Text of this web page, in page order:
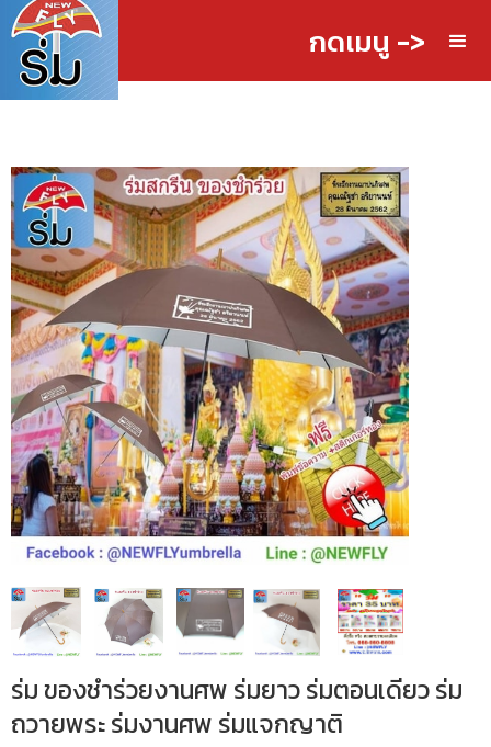
กดเมนู ->
ร่ม ของชำร่วยงานศพ ร่มยาว ร่มตอนเดียว ร่ม
ถวายพระ ร่มงานศพ ร่มแจกญาติ